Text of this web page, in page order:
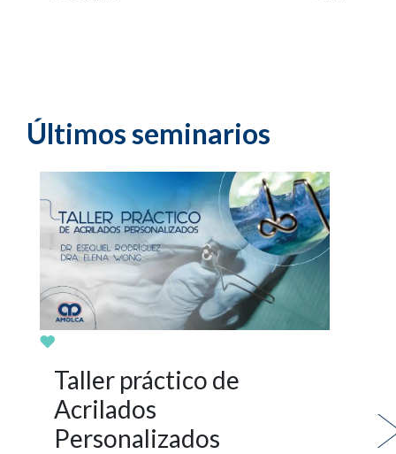
Últimos seminarios
Taller práctico de
Acrilados
Personalizados